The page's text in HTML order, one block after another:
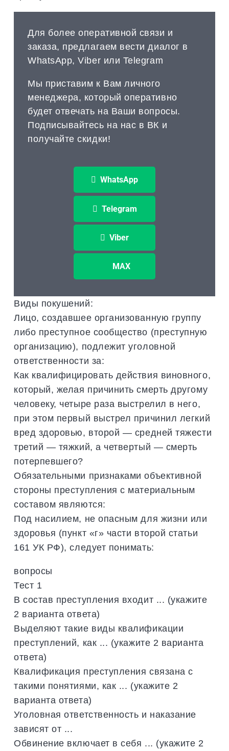
Для более оперативной связи и
заказа, предлагаем вести диалог в
WhatsApp, Viber или Telegram
Мы приставим к Вам личного
менеджера, который оперативно
будет отвечать на Ваши вопросы.
Подписывайтесь на нас в ВК и
получайте скидки!
WhatsApp
Telegram
Viber
MAX
Виды покушений:
Лицо, создавшее организованную группу
либо преступное сообщество (преступную
организацию), подлежит уголовной
ответственности за:
Как квалифицировать действия виновного,
который, желая причинить смерть другому
человеку, четыре раза выстрелил в него,
при этом первый выстрел причинил легкий
вред здоровью, второй — средней тяжести
третий — тяжкий, а четвертый — смерть
потерпевшего?
Обязательными признаками объективной
стороны преступления с материальным
составом являются:
Под насилием, не опасным для жизни или
здоровья (пункт «г» части второй статьи
161 УК РФ), следует понимать:
вопросы
Тест 1
В состав преступления входит ... (укажите
2 варианта ответа)
Выделяют такие виды квалификации
преступлений, как ... (укажите 2 варианта
ответа)
Квалификация преступления связана с
такими понятиями, как ... (укажите 2
варианта ответа)
Уголовная ответственность и наказание
зависят от ...
Обвинение включает в себя ... (укажите 2